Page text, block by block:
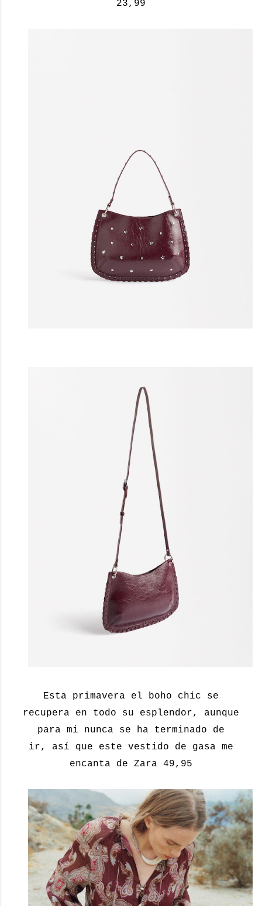
23,99
Esta primavera el boho chic se
recupera en todo su esplendor, aunque
para mi nunca se ha terminado de
ir, así que este vestido de gasa me
encanta de Zara 49,95